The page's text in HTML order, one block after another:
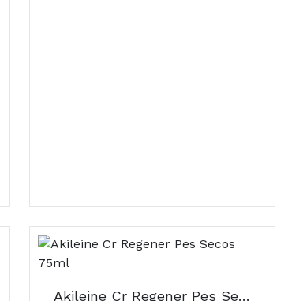
Akileine Cr Regener Pes Secos 75ml